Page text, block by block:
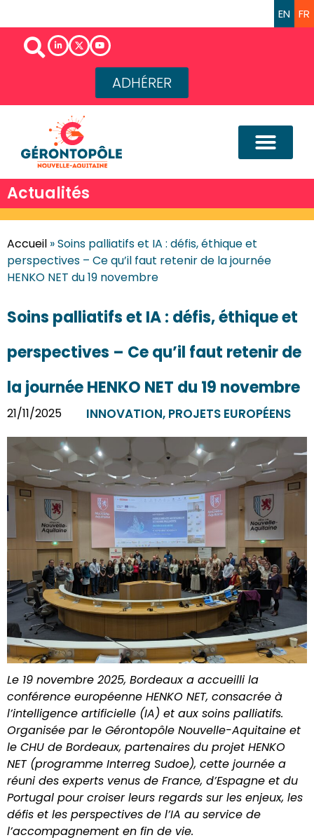
FR
EN
ADHÉRER
Actualités
Accueil »Soins palliatifs et IA : défis, éthique et
perspectives – Ce qu’il faut retenir de la journée
HENKO NET du 19 novembre
Soins palliatifs et IA : défis, éthique et
perspectives – Ce qu’il faut retenir de
la journée HENKO NET du 19 novembre
21/11/2025 INNOVATION, PROJETS EUROPÉENS
Le 19 novembre 2025, Bordeaux a accueilli la
conférence européenne HENKO NET, consacrée à
l’intelligence artificielle (IA) et aux soins palliatifs.
Organisée par le Gérontopôle Nouvelle-Aquitaine et
le CHU de Bordeaux, partenaires du projet HENKO
NET (programme Interreg Sudoe), cette journée a
réuni des experts venus de France, d’Espagne et du
Portugal pour croiser leurs regards sur les enjeux, les
défis et les perspectives de l’IA au service de
l’accompagnement en fin de vie.